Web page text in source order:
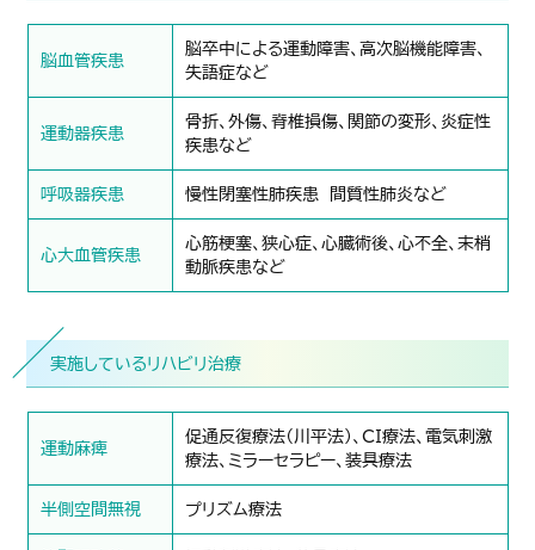
脳血管疾患
脳卒中による運動障害、高次脳機能障害、
失語症など
運動器疾患
骨折、外傷、脊椎損傷、関節の変形、炎症性
疾患など
呼吸器疾患 慢性閉塞性肺疾患 間質性肺炎など
心大血管疾患
心筋梗塞、狭心症、心臓術後、心不全、末梢
動脈疾患など
実施しているリハビリ治療
運動麻痺
促通反復療法（川平法）、CI療法、電気刺激
療法、ミラーセラピー、装具療法
半側空間無視 プリズム療法